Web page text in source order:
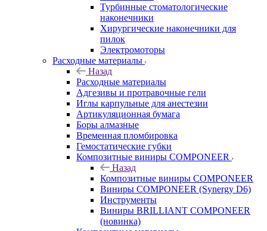
Турбинные стоматологические
наконечники
Хирургические наконечники для
пилок
Электромоторы
Расходные материалы
Назад
Расходные материалы
Адгезивы и протравочные гели
Иглы карпульные для анестезии
Артикуляционная бумага
Боры алмазные
Временная пломбировка
Гемостатические губки
Композитные виниры COMPONEER
Назад
Композитные виниры COMPONEER
Виниры COMPONEER (Synergy D6)
Инструменты
Виниры BRILLIANT COMPONEER
(новинка)